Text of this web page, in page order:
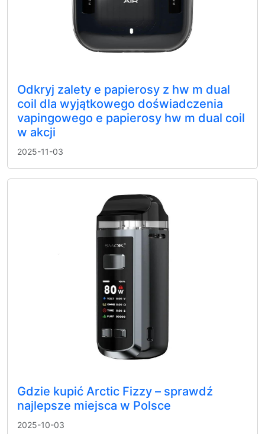
Odkryj zalety e papierosy z hw m dual
coil dla wyjątkowego doświadczenia
vapingowego e papierosy hw m dual coil
w akcji
2025-11-03
Gdzie kupić Arctic Fizzy – sprawdź
najlepsze miejsca w Polsce
2025-10-03